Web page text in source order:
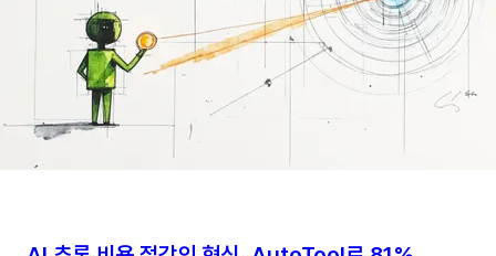
능력
강화)